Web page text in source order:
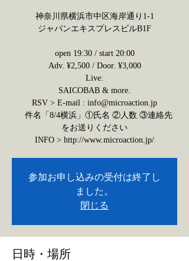
神奈川県横浜市中区海岸通り1-1
ジャパンエキスプレスビルB1F
open 19:30 / start 20:00
Adv. ¥2,500 / Door. ¥3,000
Live:
SAICOBAB & more.
RSV > E-mail : info@microaction.jp
件名「8/4横浜」①氏名 ②人数 ③連絡先
をお送りください
INFO > http://www.microaction.jp/
参加お申し込みの受付は終了し
ました。
閉じる
日時・場所